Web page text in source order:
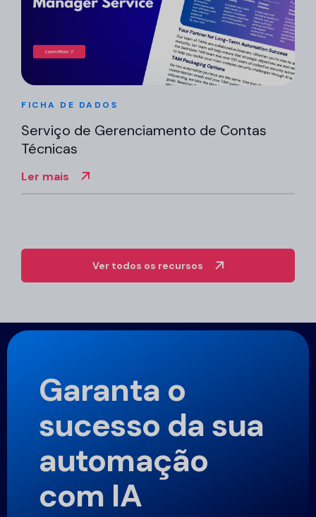
FICHA DE DADOS
Serviço de Gerenciamento de Contas
Técnicas
Ler mais
Ver todos os recursos
Garanta o
sucesso da sua
automação
com IA